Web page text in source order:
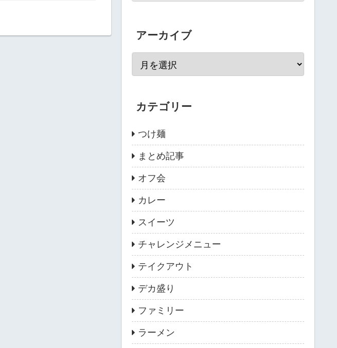
アーカイブ
カテゴリー
つけ麺
まとめ記事
オフ会
カレー
スイーツ
チャレンジメニュー
テイクアウト
デカ盛り
ファミリー
ラーメン